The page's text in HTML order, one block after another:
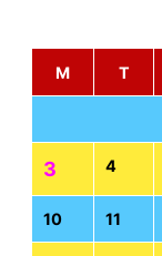
M
T
3 4
10 11